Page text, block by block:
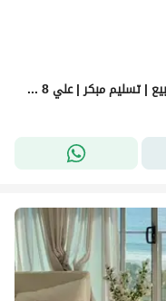
عرض محدود | دوبلكس بإطلالة بحرية كامله للبيع | تسليم مبكر | علي 8 سنوات